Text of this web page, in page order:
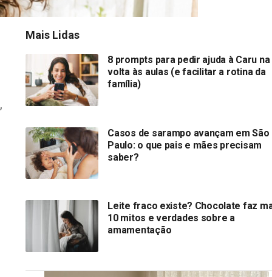
Mais Lidas
8 prompts para pedir ajuda à Caru na
volta às aulas (e facilitar a rotina da
família)
Casos de sarampo avançam em São
Paulo: o que pais e mães precisam
saber?
Leite fraco existe? Chocolate faz
10 mitos e verdades sobre a
amamentação